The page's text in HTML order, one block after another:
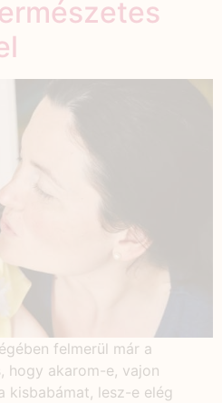
felmerül már a
hogy akarom-e, vajon
lesz-e elég